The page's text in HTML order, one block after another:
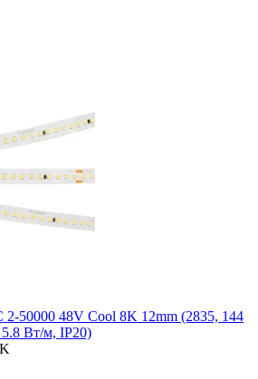
2-50000 48V Cool 8K 12mm (2835, 144
Вт/м, IP20)